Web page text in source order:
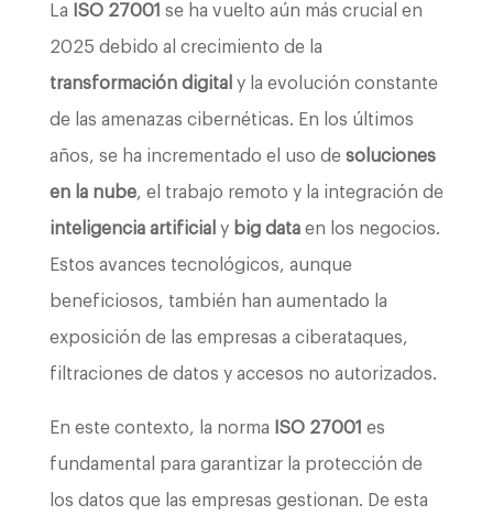
La ISO 27001 se ha vuelto aún más crucial en
2025 debido al crecimiento de la
transformación digital y la evolución constante
de las amenazas cibernéticas. En los últimos
años, se ha incrementado el uso de soluciones
en la nube, el trabajo remoto y la integración de
inteligencia artificial y big dataen los negocios.
Estos avances tecnológicos, aunque
beneficiosos, también han aumentado la
exposición de las empresas a ciberataques,
filtraciones de datos y accesos no autorizados.
En este contexto, la norma ISO 27001 es
fundamental para garantizar la protección de
los datos que las empresas gestionan. De esta